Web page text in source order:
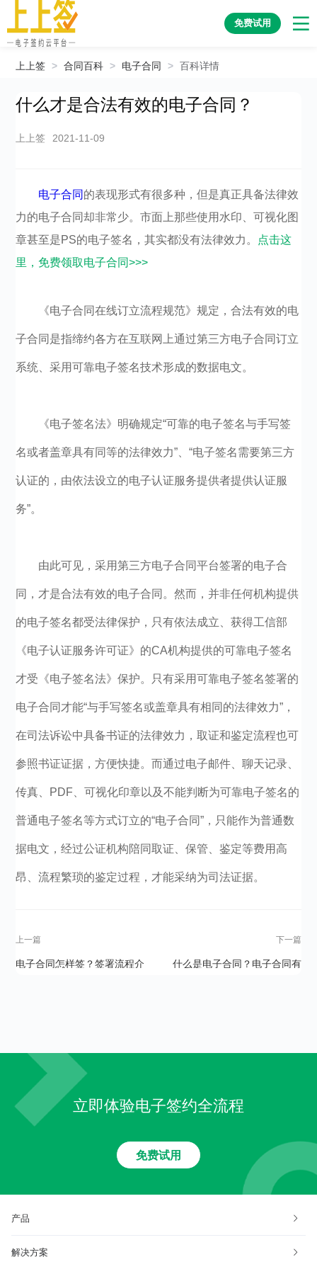
免费试用
上上签 > 合同百科 > 电子合同 > 百科详情
什么才是合法有效的电子合同？
上上签 2021-11-09
电子合同 的表现形式有很多种，但是真正具备法律效
力的电子合同却非常少。市面上那些使用水印、可视化图
章甚至是PS的电子签名，其实都没有法律效力。 点击这
里，免费领取电子合同>>>
《电子合同在线订立流程规范》规定，合法有效的电
子合同是指缔约各方在互联网上通过第三方电子合同订立
系统、采用可靠电子签名技术形成的数据电文。
《电子签名法》明确规定“可靠的电子签名与手写签
名或者盖章具有同等的法律效力”、“电子签名需要第三方
认证的，由依法设立的电子认证服务提供者提供认证服
务”。
由此可见，采用第三方电子合同平台签署的电子合
同，才是合法有效的电子合同。然而，并非任何机构提供
的电子签名都受法律保护，只有依法成立、获得工信部
《电子认证服务许可证》的CA机构提供的可靠电子签名
才受《电子签名法》保护。只有采用可靠电子签名签署的
电子合同才能“与手写签名或盖章具有相同的法律效力”，
在司法诉讼中具备书证的法律效力，取证和鉴定流程也可
参照书证证据，方便快捷。而通过电子邮件、聊天记录、
传真、PDF、可视化印章以及不能判断为可靠电子签名的
普通电子签名等方式订立的“电子合同”，只能作为普通数
据电文，经过公证机构陪同取证、保管、鉴定等费用高
昂、流程繁琐的鉴定过程，才能采纳为司法证据。
上一篇
电子合同怎样签？签署流程介
下一篇
什么是电子合同？电子合同有
立即体验电子签约全流程
免费试用
产品
解决方案